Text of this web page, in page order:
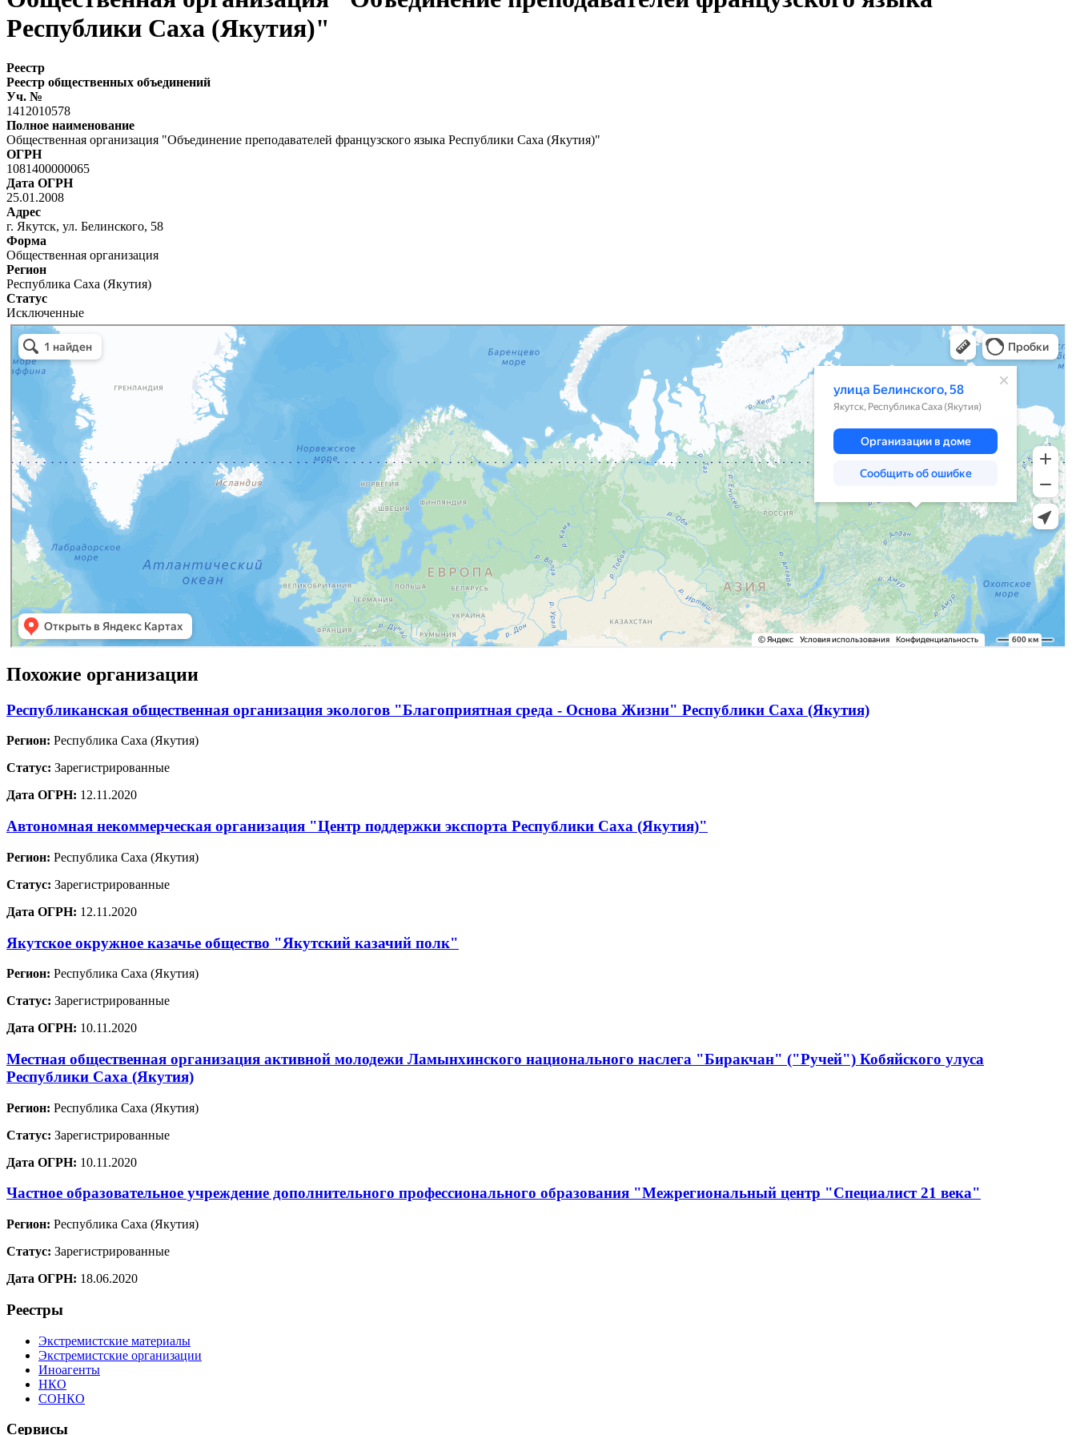
Республики Саха (Якутия)"
Реестр
Реестр общественных объединений
Уч. №
1412010578
Полное наименование
Общественная организация "Объединение преподавателей французского языка Республики Саха (Якутия)"
ОГРН
1081400000065
Дата ОГРН
25.01.2008
Адрес
г. Якутск, ул. Белинского, 58
Форма
Общественная организация
Регион
Республика Саха (Якутия)
Статус
Исключенные
Похожие организации
Республиканская общественная организация экологов "Благоприятная среда - Основа Жизни" Республики Саха (Якутия)
Регион: Республика Саха (Якутия)
Статус: Зарегистрированные
Дата ОГРН: 12.11.2020
Автономная некоммерческая организация "Центр поддержки экспорта Республики Саха (Якутия)"
Регион: Республика Саха (Якутия)
Статус: Зарегистрированные
Дата ОГРН: 12.11.2020
Якутское окружное казачье общество "Якутский казачий полк"
Регион: Республика Саха (Якутия)
Статус: Зарегистрированные
Дата ОГРН: 10.11.2020
Местная общественная организация активной молодежи Ламынхинского национального наслега "Биракчан" ("Ручей") Кобяйского улуса
Республики Саха (Якутия)
Регион: Республика Саха (Якутия)
Статус: Зарегистрированные
Дата ОГРН: 10.11.2020
Частное образовательное учреждение дополнительного профессионального образования "Межрегиональный центр "Специалист 21 века"
Регион: Республика Саха (Якутия)
Статус: Зарегистрированные
Дата ОГРН: 18.06.2020
Реестры
Экстремистские материалы
Экстремистские организации
Иноагенты
НКО
СОНКО
Сервисы